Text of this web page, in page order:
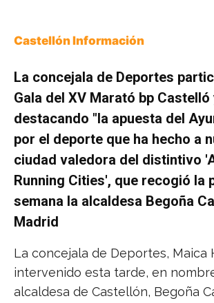
Castellón Información
La concejala de Deportes
Gala del XV Marató bp Castelló
destacando "la apuesta del
por el deporte que ha hecho a
ciudad valedora del distintivo
Running Cities', que recogió la
semana la alcaldesa Begoña
Madrid
La concejala de Deportes, Maica
intervenido esta tarde, en
alcaldesa de Castellón, Begoña